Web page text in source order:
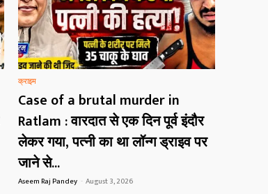
क्राइम
Case of a brutal murder in
Ratlam : वारदात से एक दिन पूर्व इंदौर
लेकर गया, पत्नी का था लॉन्ग ड्राइव पर
जाने से...
Aseem Raj Pandey - August 3, 2026